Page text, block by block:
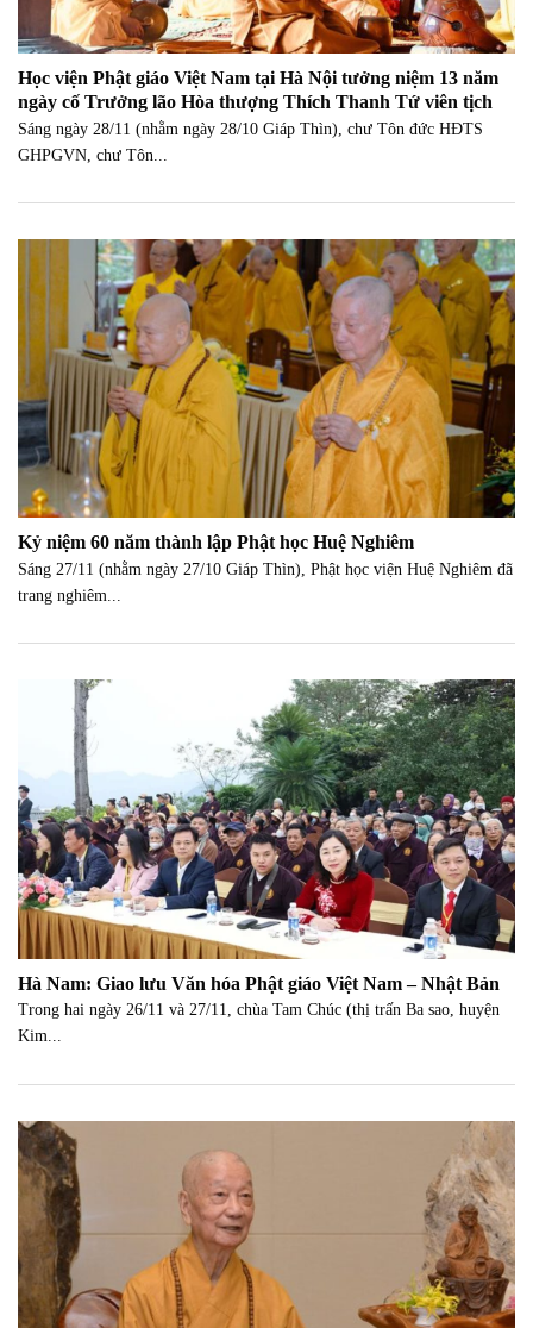
Học viện Phật giáo Việt Nam tại Hà Nội tưởng niệm 13 năm
ngày cố Trưởng lão Hòa thượng Thích Thanh Tứ viên tịch
Sáng ngày 28/11 (nhằm ngày 28/10 Giáp Thìn), chư Tôn đức HĐTS
GHPGVN, chư Tôn...
Kỷ niệm 60 năm thành lập Phật học Huệ Nghiêm
Sáng 27/11 (nhằm ngày 27/10 Giáp Thìn), Phật học viện Huệ Nghiêm đã
trang nghiêm...
Hà Nam: Giao lưu Văn hóa Phật giáo Việt Nam – Nhật Bản
Trong hai ngày 26/11 và 27/11, chùa Tam Chúc (thị trấn Ba sao, huyện
Kim...